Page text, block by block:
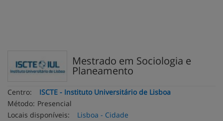
Mestrado em Sociologia e
Planeamento
Centro:
ISCTE - Instituto Universitário de Lisboa
Método: Presencial
Locais disponíveis:
Lisboa - Cidade